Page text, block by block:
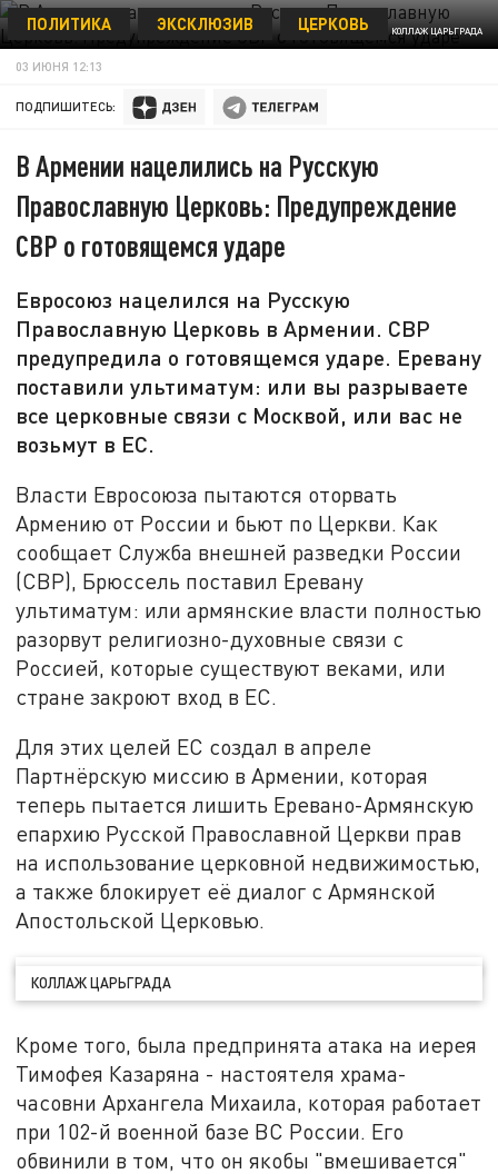
КОЛЛАЖ ЦАРЬГРАДА
ПОЛИТИКА ЭКСКЛЮЗИВ ЦЕРКОВЬ
03 ИЮНЯ 12:13
ПОДПИШИТЕСЬ:
В Армении нацелились на Русскую
Православную Церковь: Предупреждение
СВР о готовящемся ударе
Евросоюз нацелился на Русскую
Православную Церковь в Армении. СВР
предупредила о готовящемся ударе. Еревану
поставили ультиматум: или вы разрываете
все церковные связи с Москвой, или вас не
возьмут в ЕС.
Власти Евросоюза пытаются оторвать
Армению от России и бьют по Церкви. Как
сообщает Служба внешней разведки России
(СВР), Брюссель поставил Еревану
ультиматум: или армянские власти полностью
разорвут религиозно-духовные связи с
Россией, которые существуют веками, или
стране закроют вход в ЕС.
Для этих целей ЕС создал в апреле
Партнёрскую миссию в Армении, которая
теперь пытается лишить Еревано-Армянскую
епархию Русской Православной Церкви прав
на использование церковной недвижимостью,
а также блокирует её диалог с Армянской
Апостольской Церковью.
КОЛЛАЖ ЦАРЬГРАДА
Кроме того, была предпринята атака на иерея
Тимофея Казаряна - настоятеля храма-
часовни Архангела Михаила, которая работает
при 102-й военной базе ВС России. Его
обвинили в том, что он якобы "вмешивается"